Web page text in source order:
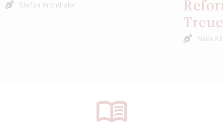
Stefan Kronthaler
Treue
Niels